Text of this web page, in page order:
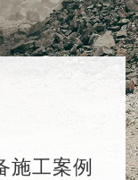
施工案例